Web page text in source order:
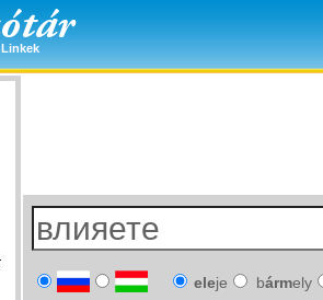
Linkek
eleje bármely